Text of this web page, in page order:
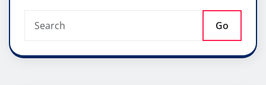
Go